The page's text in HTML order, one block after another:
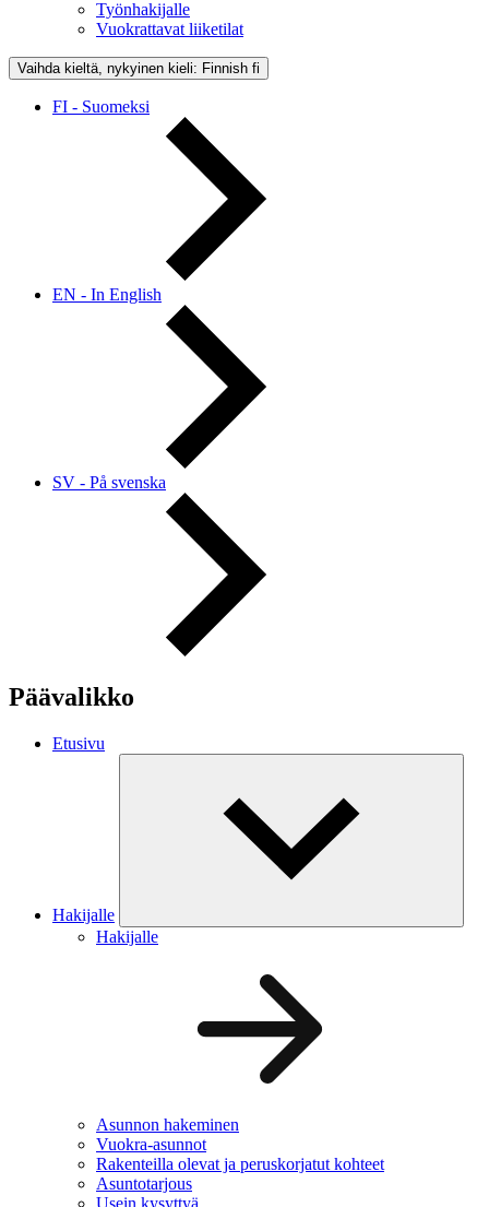
Työnhakijalle
Vuokrattavat liiketilat
Vaihda kieltä, nykyinen kieli: Finnish fi
FI - Suomeksi
EN - In English
SV - På svenska
Päävalikko
Etusivu
Hakijalle
Hakijalle
Asunnon hakeminen
Vuokra-asunnot
Rakenteilla olevat ja peruskorjatut kohteet
Asuntotarjous
Usein kysyttyä